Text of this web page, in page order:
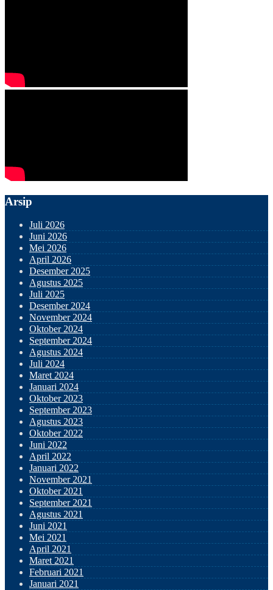
Arsip
Juli 2026
Juni 2026
Mei 2026
April 2026
Desember 2025
Agustus 2025
Juli 2025
Desember 2024
November 2024
Oktober 2024
September 2024
Agustus 2024
Juli 2024
Maret 2024
Januari 2024
Oktober 2023
September 2023
Agustus 2023
Oktober 2022
Juni 2022
April 2022
Januari 2022
November 2021
Oktober 2021
September 2021
Agustus 2021
Juni 2021
Mei 2021
April 2021
Maret 2021
Februari 2021
Januari 2021